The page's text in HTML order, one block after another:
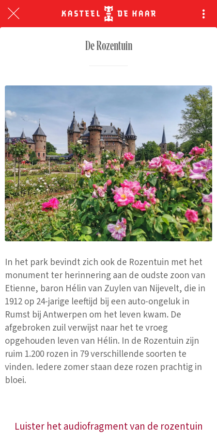
De Rozentuin
In het park bevindt zich ook de Rozentuin met het
monument ter herinnering aan de oudste zoon van
Etienne, baron Hélin van Zuylen van Nijevelt, die in
1912 op 24-jarige leeftijd bij een auto-ongeluk in
Rumst bij Antwerpen om het leven kwam. De
afgebroken zuil verwijst naar het te vroeg
opgehouden leven van Hélin. In de Rozentuin zijn
ruim 1.200 rozen in 79 verschillende soorten te
vinden. Iedere zomer staan deze rozen prachtig in
bloei.
Luister het audiofragment van de rozentuin